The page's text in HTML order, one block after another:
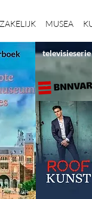
ZAKELIJK MUSEA
televisieserie